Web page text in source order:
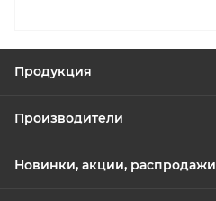
Продукция
Производители
Новинки, акции, распродажи